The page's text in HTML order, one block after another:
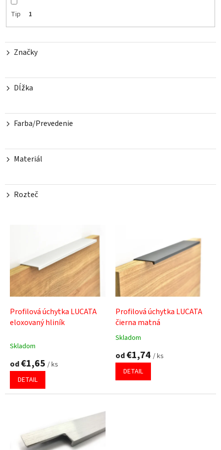
v
Tip 1
Značky
Dĺžka
Farba/Prevedenie
Materiál
Rozteč
p
Profilová úchytka LUCATA
eloxovaný hliník
Skladom
od€1,65 / ks
DETAIL
Profilová úchytka LUCATA
čierna matná
Priemerné
produktu
5,0
5
Skladom
od€1,74 / ks
DETAIL